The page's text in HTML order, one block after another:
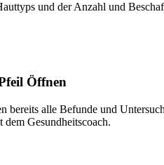
und der Anzahl und
bereits alle Befunde und
Gesundheitscoach.